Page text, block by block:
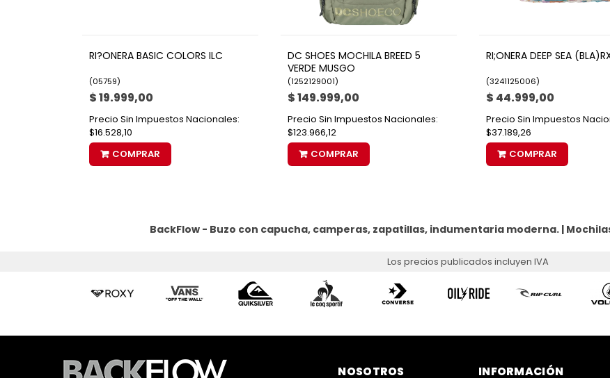
RI?ONERA BASIC COLORS ILC
(05759)
$ 19.999,00
Precio Sin Impuestos Nacionales:
$16.528,10
COMPRAR
DC SHOES MOCHILA BREED 5
VERDE MUSGO
(1252129001)
$ 149.999,00
Precio Sin Impuestos Nacionales:
$123.966,12
COMPRAR
RI;ONERA DEEP SEA
(3241125006)
$ 44.999,00
Precio Sin Impuestos
$37.189,26
COMPRAR
BackFlow - Buzo con capucha, camperas, zapatillas, indumentaria moderna. |
Los precios publicados incluyen IVA
NOSOTROS INFORMACIÓN